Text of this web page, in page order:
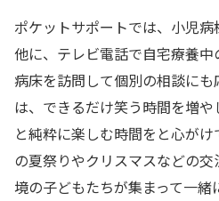
ポケットサポートでは、小児
他に、テレビ電話で自宅療養
病床を訪問して個別の相談に
は、できるだけ笑う時間を増や
と純粋に楽しむ時間をと心が
の夏祭りやクリスマスなどの
境の子どもたちが集まって一